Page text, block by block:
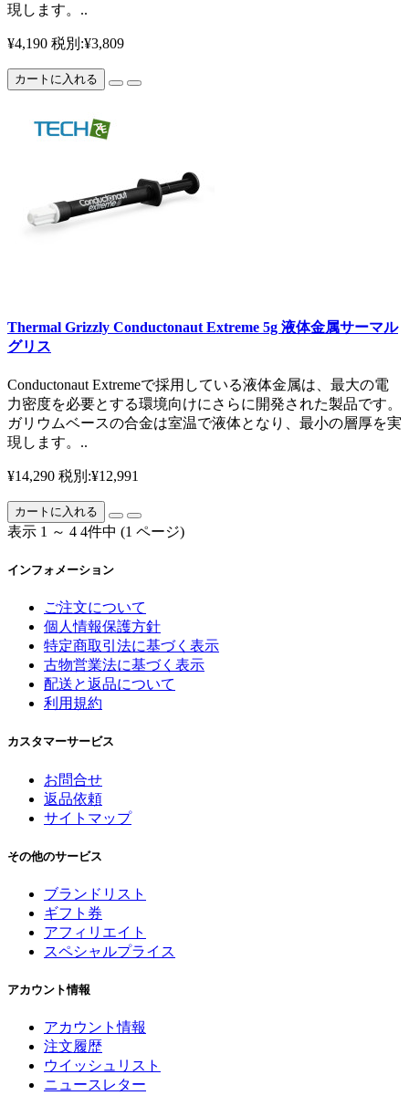
現します。..
¥4,190 税別:¥3,809
カートに入れる
Thermal Grizzly Conductonaut Extreme 5g 液体金属サーマル
グリス
Conductonaut Extremeで採用している液体金属は、最大の電
力密度を必要とする環境向けにさらに開発された製品です。
ガリウムベースの合金は室温で液体となり、最小の層厚を実
現します。..
¥14,290 税別:¥12,991
カートに入れる
表示 1 ～ 4 4件中 (1 ページ)
インフォメーション
ご注文について
個人情報保護方針
特定商取引法に基づく表示
古物営業法に基づく表示
配送と返品について
利用規約
カスタマーサービス
お問合せ
返品依頼
サイトマップ
その他のサービス
ブランドリスト
ギフト券
アフィリエイト
スペシャルプライス
アカウント情報
アカウント情報
注文履歴
ウイッシュリスト
ニュースレター